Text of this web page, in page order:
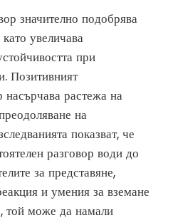
значително подобрява
увеличава
при
Позитивният
насърчава растежа на
на
показват, че
разговор води до
за представяне,
и умения за вземане
той може да намали